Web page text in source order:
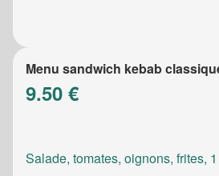
Menu sandwich kebab
9.50 €
Salade, tomates, oignons, frites,